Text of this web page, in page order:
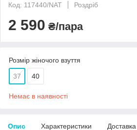
Код: 117440/NAT
Роздріб
2 590 ₴/пара
Розмір жіночого взуття
37 40
Немає в наявності
Опис Характеристики Доставка